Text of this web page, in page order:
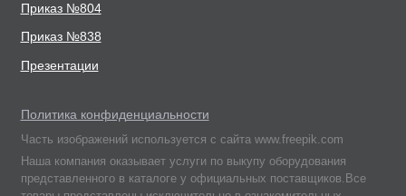
Приказ №804
Приказ №838
Презентации
Политика конфиденциальности
Часть изображений используется с сайта www.freepik.com
Наша компания оказывает услуги по выкупу оборудования
представленного в каталоге у официальных поставщиков.Все